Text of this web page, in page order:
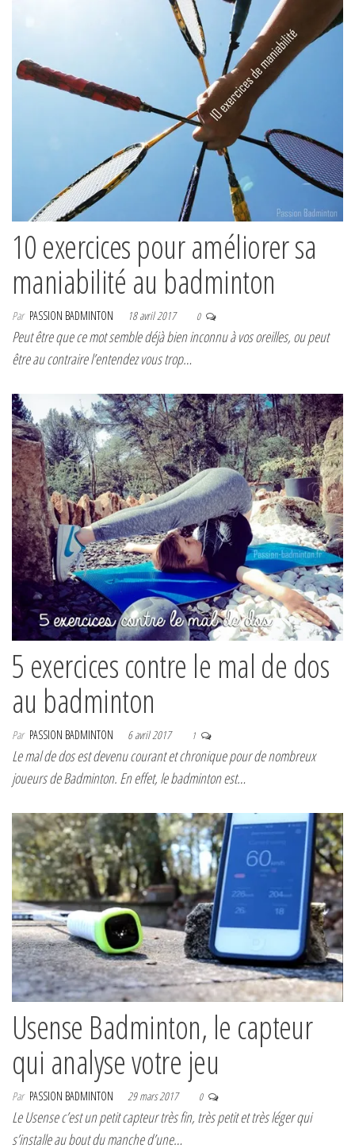
10 exercices pour améliorer sa
maniabilité au badminton
Par PASSION BADMINTON 18 avril 2017 0
Peut être que ce mot semble déjà bien inconnu à vos oreilles, ou peut
être au contraire l’entendez vous trop…
5 exercices contre le mal de dos
au badminton
Par PASSION BADMINTON 6 avril 2017 1
Le mal de dos est devenu courant et chronique pour de nombreux
joueurs de Badminton. En effet, le badminton est…
Usense Badminton, le capteur
qui analyse votre jeu
Par PASSION BADMINTON 29 mars 2017 0
Le Usense c’est un petit capteur très fin, très petit et très léger qui
s’installe au bout du manche d’une…